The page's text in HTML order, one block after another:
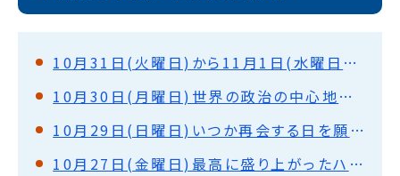
10月31日(火曜日)から11月1日(水曜日)さようなら、アメリカ。またいつか。
10月30日(月曜日)世界の政治の中心地を巡って(ワシントンD.C.)
10月29日(日曜日)いつか再会する日を願って(ノックスビル)
10月27日(金曜日)最高に盛り上がったハロウィンパーティー(ノックスビル)